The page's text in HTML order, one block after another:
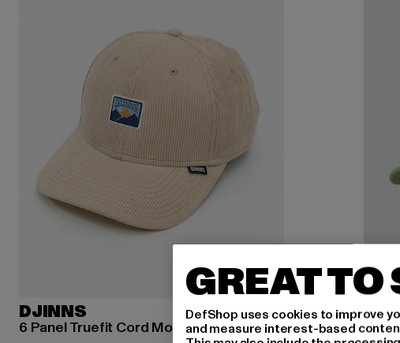
DJINNS
6 Panel Truefit Cord Mountains
GREAT TO
DefShop uses cookies to improve
and measure interest-based